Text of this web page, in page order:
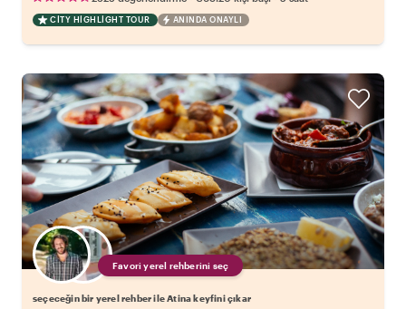
CITY HIGHLIGHT TOUR ANINDA ONAYLI
Favori yerel rehberini seç
seçeceğin bir yerel rehber ile Atina keyfini çıkar